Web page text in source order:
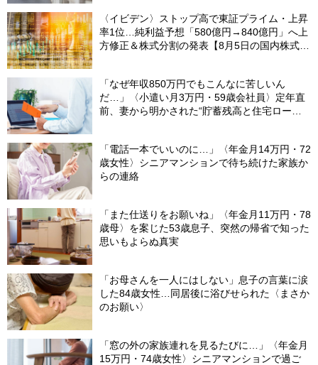
〈イビデン〉ストップ高で東証プライム・上昇
率1位…純利益予想「580億円→840億円」へ上
方修正＆株式分割の発表【8月5日の国内株式市
「なぜ年収850万円でもこんなに苦しいん
だ…」〈小遣い月3万円・59歳会社員〉定年直
前、妻から明かされた“貯蓄残高と住宅ロー
「電話一本でいいのに…」〈年金月14万円・72
歳女性〉シニアマンションで待ち続けた家族か
らの連絡
「また仕送りをお願いね」〈年金月11万円・78
歳母〉を案じた53歳息子、突然の帰省で知った
思いもよらぬ真実
「お母さんを一人にはしない」息子の言葉に涙
した84歳女性…同居後に浴びせられた〈まさか
のお願い〉
「窓の外の家族連れを見るたびに…」〈年金月
15万円・74歳女性〉シニアマンションで過ご